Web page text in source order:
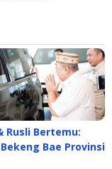
Rusli Bertemu:
Bae Provinsi